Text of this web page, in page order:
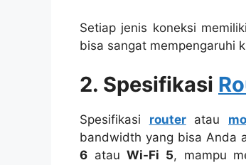
Setiap jenis koneksi
bisa sangat mempengaruhi
2. Spesifikasi
Spesifikasi routeratau
bandwidth yang bisa Anda
6 atauWi-Fi 5, mampu